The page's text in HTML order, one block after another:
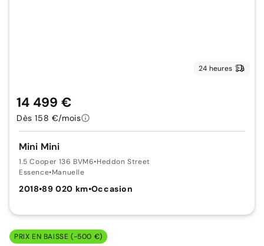
24 heures
Mini Mini
1.5 Cooper 136 BVM6•Heddon Street
Essence•Manuelle
2018•89 020 km•Occasion
14 499 €
Dès 158 €/mois
PRIX EN BAISSE (-500 €)